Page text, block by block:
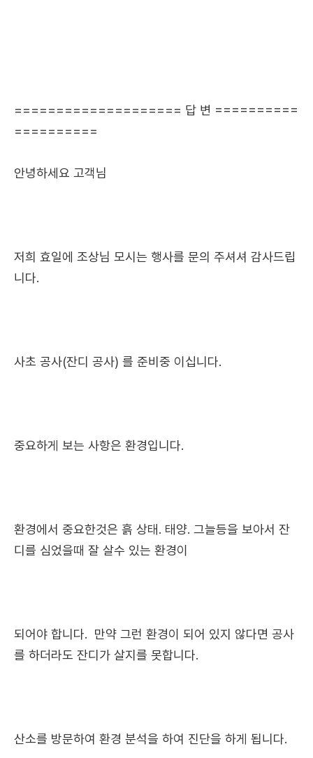
==================== 답 변 ==========
==========
안녕하세요 고객님
저희 효일에 조상님 모시는 행사를 문의 주셔셔 감사드립
니다.
사초 공사(잔디 공사) 를 준비중 이십니다.
중요하게 보는 사항은 환경입니다.
환경에서 중요한것은 흙 상태. 태양. 그늘등을 보아서 잔
디를 심었을때 잘 살수 있는 환경이
되어야 합니다. 만약 그런 환경이 되어 있지 않다면 공사
를 하더라도 잔디가 살지를 못합니다.
산소를 방문하여 환경 분석을 하여 진단을 하게 됩니다.